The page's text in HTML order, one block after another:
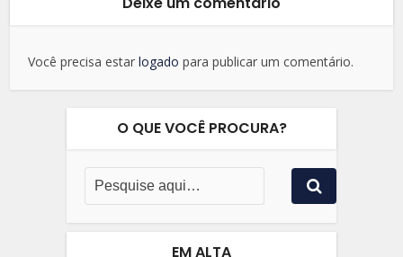
Você precisa estarlogado para publicar um comentário.
O QUE VOCÊ PROCURA?
EM ALTA